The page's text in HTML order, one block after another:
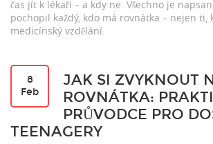
čas jít k lékaři – a kdy ne. Všechno je
pochopil každý, kdo má rovnátka – nejen ti,
medicínský vzdělání.
8
Feb
JAK SI ZVYKNOUT
ROVNÁTKA:
PRŮVODCE PRO
TEENAGERY